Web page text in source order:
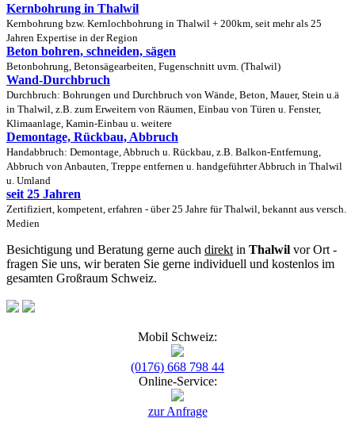
Kernbohrung in Thalwil
Kernbohrung bzw. Kernlochbohrung in Thalwil + 200km, seit mehr als 25
Jahren Expertise in der Region
Beton bohren, schneiden, sägen
Betonbohrung, Betonsägearbeiten, Fugenschnitt uvm. (Thalwil)
Wand-Durchbruch
Durchbruch: Bohrungen und Durchbruch von Wände, Beton, Mauer, Stein u.ä
in Thalwil, z.B. zum Erweitern von Räumen, Einbau von Türen u. Fenster,
Klimaanlage, Kamin-Einbau u. weitere
Demontage, Rückbau, Abbruch
Handabbruch: Demontage, Abbruch u. Rückbau, z.B. Balkon-Entfernung,
Abbruch von Anbauten, Treppe entfernen u. handgeführter Abbruch in Thalwil
u. Umland
seit 25 Jahren
Zertifiziert, kompetent, erfahren - über 25 Jahre für Thalwil, bekannt aus versch.
Medien
Besichtigung und Beratung gerne auch direkt in Thalwil vor Ort -
fragen Sie uns, wir beraten Sie gerne individuell und kostenlos im
gesamten Großraum Schweiz.
Mobil Schweiz:
(0176) 668 798 44
Online-Service:
zur Anfrage